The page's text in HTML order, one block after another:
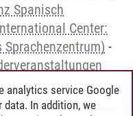
Spanisch
Center:
-
analytics service Google
In addition, we